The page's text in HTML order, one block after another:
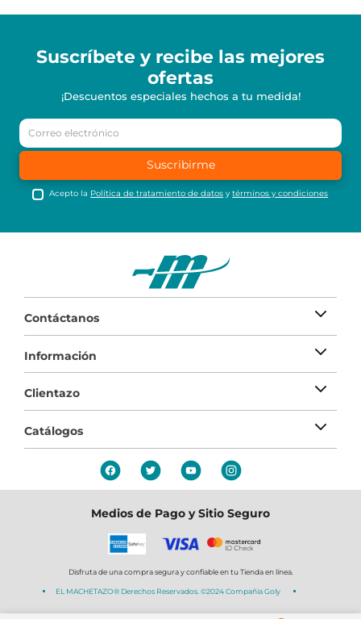
Suscríbete y recibe las mejores
ofertas
¡Descuentos especiales hechos a tu medida!
Suscribirme
Acepto la Política de tratamiento de datos ytérminos y condiciones
Contáctanos
Información
Clientazo
Catálogos
Medios de Pago y Sitio Seguro
Disfruta de una compra segura y confiable en tu Tienda en línea.
EL MACHETAZO® Derechos Reservados. ©2024 Compañia Goly